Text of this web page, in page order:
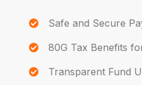
Safe and Secure
80G Tax Benefits
Transparent Fund